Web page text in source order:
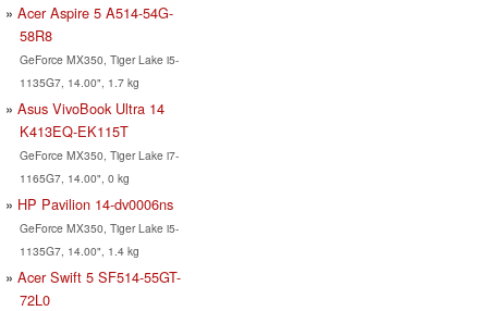
Acer Aspire 5 A514-54G-
58R8
GeForce MX350, Tiger Lake i5-
1135G7, 14.00", 1.7 kg
Asus VivoBook Ultra 14
K413EQ-EK115T
GeForce MX350, Tiger Lake i7-
1165G7, 14.00", 0 kg
HP Pavilion 14-dv0006ns
GeForce MX350, Tiger Lake i5-
1135G7, 14.00", 1.4 kg
Acer Swift 5 SF514-55GT-
72L0